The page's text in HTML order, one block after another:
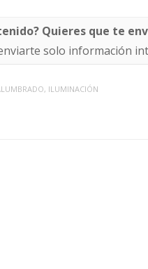
Quieres que te
solo información
, ILUMINACIÓN